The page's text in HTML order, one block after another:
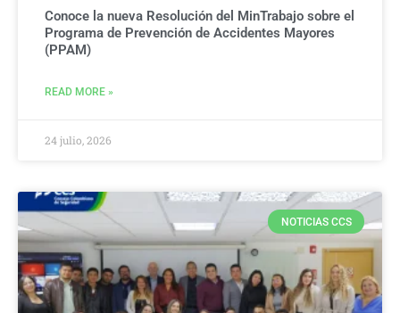
Conoce la nueva Resolución del MinTrabajo sobre el
Programa de Prevención de Accidentes Mayores
(PPAM)
READ MORE »
24 julio, 2026
NOTICIAS CCS